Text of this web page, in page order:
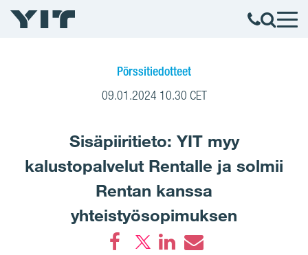
Pörssitiedotteet
09.01.2024 10.30 CET
Sisäpiiritieto: YIT myy
kalustopalvelut Rentalle ja solmii
Rentan kanssa
yhteistyösopimuksen